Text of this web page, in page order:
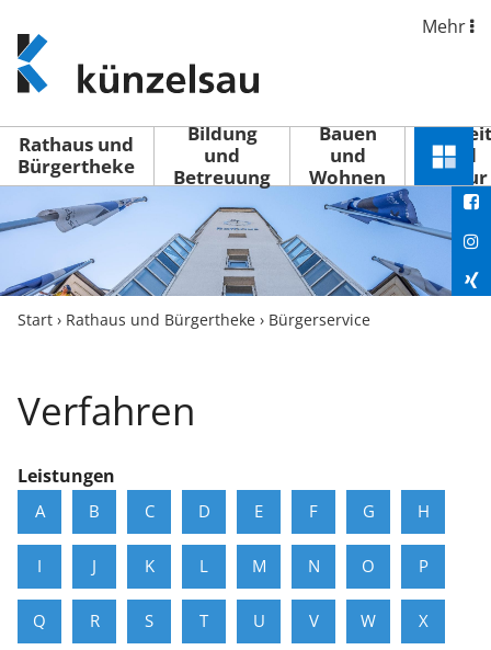
www.kuenzelsau.de
(zur
Startseite)
Mehr
Rathaus und
Bürgertheke
Bildung
und
Betreuung
Bauen
und
Wohnen
Freizeit
und
Kultur
Menü
Start › Rathaus und Bürgertheke › Bürgerservice
Verfahren
Leistungen
A B C D E F G H
I J K L M N O P
Q R S T U V W X